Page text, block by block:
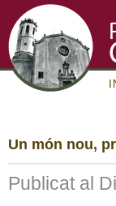
Un món nou,
Publicat al